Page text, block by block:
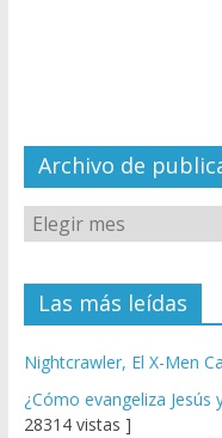
el
Archivo de
Las más leídas
Nightcrawler, El X-Men
¿Cómo evangeliza
28314 vistas ]